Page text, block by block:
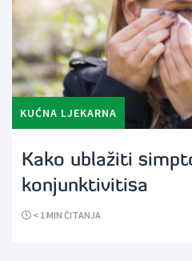
KUĆNA LJEKARNA
Kako ublažiti
konjunktivitisa
< 1 MIN ČITANJA